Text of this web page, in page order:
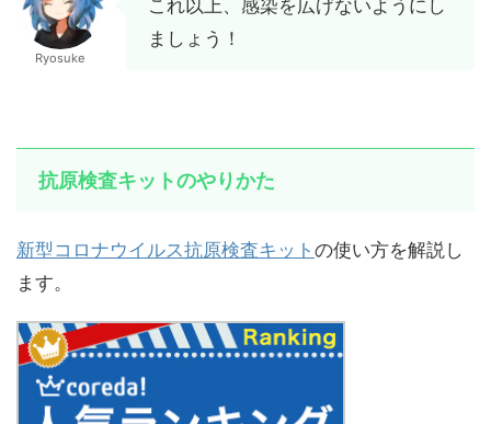
Ryosuke
これ以上、感染を広げないようにし
ましょう！
抗原検査キットのやりかた
新型コロナウイルス抗原検査キット の使い方を解説し
ます。